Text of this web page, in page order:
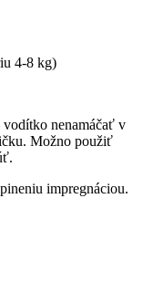
4-8 kg)
vodítko nenamáčať v
Možno použiť
impregnáciou.